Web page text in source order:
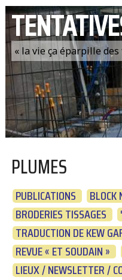
« la vie ça éparpille
PLUMES
PUBLICATIONS BLOCK
BRODERIES TISSAGES
TRADUCTION DE KEW
REVUE « ET SOUDAIN »
LIEUX / NEWSLETTER /